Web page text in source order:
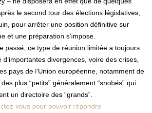
le second tour des élections législatives,
pour arrêter une position définitive sur
et une préparation s’impose.
passé, ce type de réunion limitée a toujours
d’importantes divergences, voire des crises,
pays de l’Union européenne, notamment de
plus “petits” généralement “snobés” qui
un directoire des “grands”.
vous pour pouvoir répondre